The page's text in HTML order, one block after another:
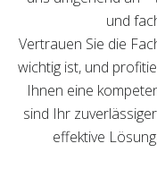
und
Vertrauen Sie die
wichtig ist, und
Ihnen eine
sind Ihr
effektive